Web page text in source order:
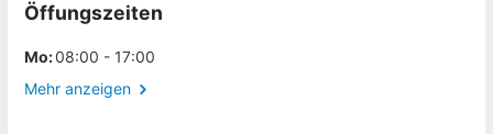
Öffungszeiten
Mo:08:00 - 17:00
Mehr anzeigen